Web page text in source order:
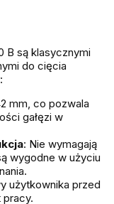
B są klasycznymi
do cięcia
mm, co pozwala
gałęzi w
: Nie wymagają
wygodne w użyciu
użytkownika przed